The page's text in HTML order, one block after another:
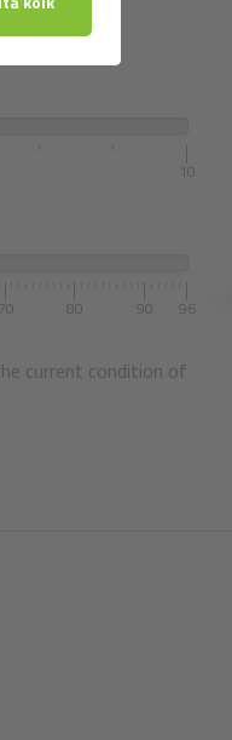
10
70 80 90 96
current condition of